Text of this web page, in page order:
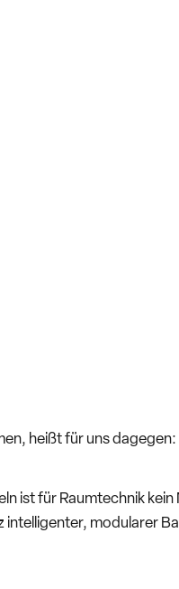
heißt für uns
ist für Raumtechnik
modularer